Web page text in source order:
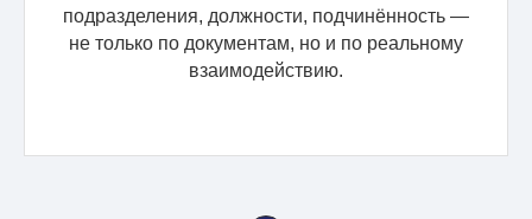
подразделения, должности, подчинённость —
не только по документам, но и по реальному
взаимодействию.